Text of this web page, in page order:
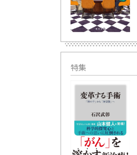
特集